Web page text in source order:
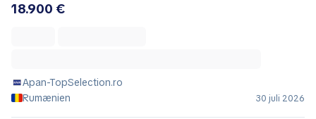
18.900 €
Apan-TopSelection.ro
Rumænien
30 juli 2026